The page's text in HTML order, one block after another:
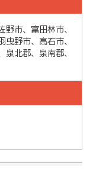
市、富田林市、
曳野市、高石市、
泉北郡、泉南郡、